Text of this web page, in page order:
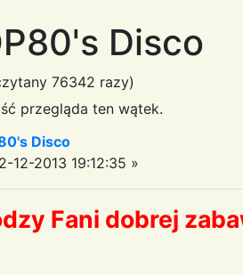
Disco
76342 razy)
przegląda ten wątek.
Disco
12-2013 19:12:35 »
Fani dobrej